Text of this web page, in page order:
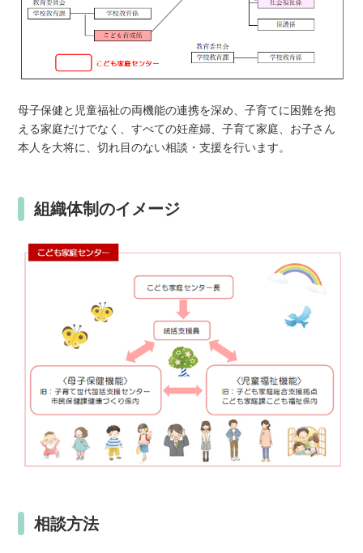
母子保健と児童福祉の両機能の連携を深め、子育てに困難を抱
える家庭だけでなく、すべての妊産婦、子育て家庭、お子さん
本人を大将に、切れ目のない相談・支援を行います。
組織体制のイメージ
相談方法